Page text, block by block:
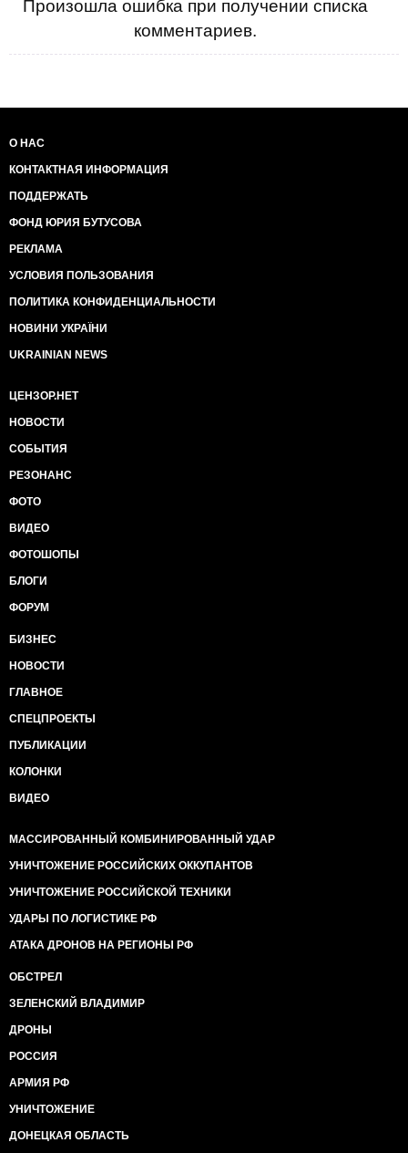
Произошла ошибка при получении списка
комментариев.
О НАС
КОНТАКТНАЯ ИНФОРМАЦИЯ
ПОДДЕРЖАТЬ
ФОНД ЮРИЯ БУТУСОВА
РЕКЛАМА
УСЛОВИЯ ПОЛЬЗОВАНИЯ
ПОЛИТИКА КОНФИДЕНЦИАЛЬНОСТИ
НОВИНИ УКРАЇНИ
UKRAINIAN NEWS
ЦЕНЗОР.НЕТ
НОВОСТИ
СОБЫТИЯ
РЕЗОНАНС
ФОТО
ВИДЕО
ФОТОШОПЫ
БЛОГИ
ФОРУМ
БИЗНЕС
НОВОСТИ
ГЛАВНОЕ
СПЕЦПРОЕКТЫ
ПУБЛИКАЦИИ
КОЛОНКИ
ВИДЕО
МАССИРОВАННЫЙ КОМБИНИРОВАННЫЙ УДАР
УНИЧТОЖЕНИЕ РОССИЙСКИХ ОККУПАНТОВ
УНИЧТОЖЕНИЕ РОССИЙСКОЙ ТЕХНИКИ
УДАРЫ ПО ЛОГИСТИКЕ РФ
АТАКА ДРОНОВ НА РЕГИОНЫ РФ
ОБСТРЕЛ
ЗЕЛЕНСКИЙ ВЛАДИМИР
ДРОНЫ
РОССИЯ
АРМИЯ РФ
УНИЧТОЖЕНИЕ
ДОНЕЦКАЯ ОБЛАСТЬ